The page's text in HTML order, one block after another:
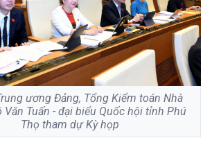
ương Đảng, Tổng Kiểm toán Nhà
Văn Tuấn - đại biểu Quốc hội tỉnh Phú
Thọ tham dự Kỳ họp